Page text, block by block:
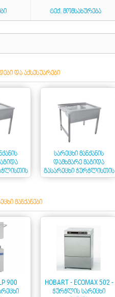
ᲢᲔᲥ. ᲛᲝᲛᲡᲐᲮᲣᲠᲔᲑᲐ
ᲓᲐ ᲐᲥᲡᲔᲡᲣᲐᲠᲔᲑᲘ
ᲡᲐᲠᲔᲪᲮᲘ ᲛᲐᲜᲥᲐᲜᲘᲡ
ᲓᲐᲛᲮᲛᲐᲠᲔ ᲛᲐᲒᲘᲓᲐ
ᲒᲐᲡᲐᲠᲔᲪᲮᲘ ᲭᲣᲠᲭᲚᲘᲡᲗᲘᲡ
ᲛᲐᲜᲥᲐᲜᲔᲑᲘ
900
HOBART - ECOMAX 502 -
ᲭᲣᲠᲭᲚᲘᲡ ᲡᲐᲠᲔᲪᲮᲘ